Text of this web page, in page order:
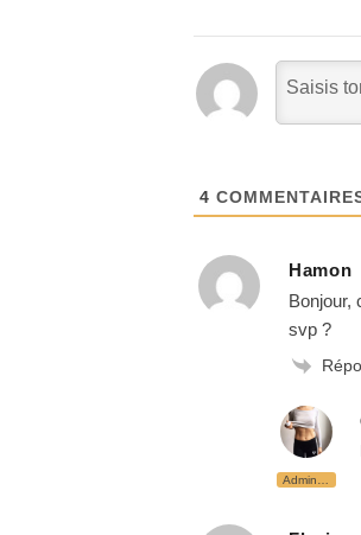
4
Hamon
Bonjour,
svp ?
Administrateur